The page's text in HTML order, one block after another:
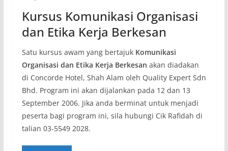
Kursus Komunikasi Organisasi
dan Etika Kerja Berkesan
Satu kursus awam yang bertajuk Komunikasi
Organisasi dan Etika Kerja Berkesan akan diadakan
di Concorde Hotel, Shah Alam oleh Quality Expert Sdn
Bhd. Program ini akan dijalankan pada 12 dan 13
September 2006. Jika anda berminat untuk menjadi
peserta bagi program ini, sila hubungi Cik Rafidah di
talian 03-5549 2028.